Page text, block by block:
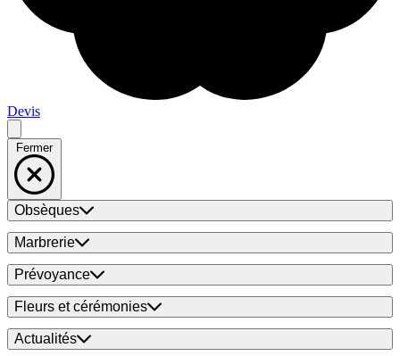
Devis
Fermer
Obsèques
Marbrerie
Prévoyance
Fleurs et cérémonies
Actualités